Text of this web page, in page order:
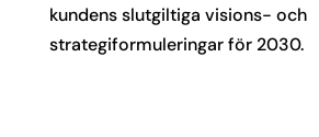
kundens slutgiltiga visions- och
strategiformuleringar för 2030.